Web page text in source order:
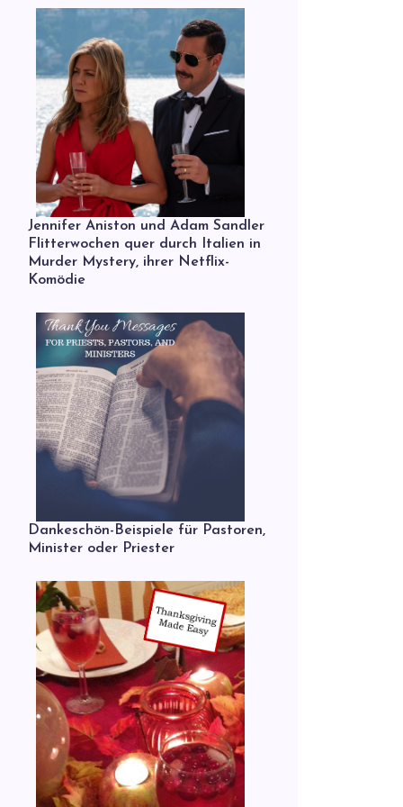
Jennifer Aniston und Adam Sandler
Flitterwochen quer durch Italien in
Murder Mystery, ihrer Netflix-
Komödie
Dankeschön-Beispiele für Pastoren,
Minister oder Priester